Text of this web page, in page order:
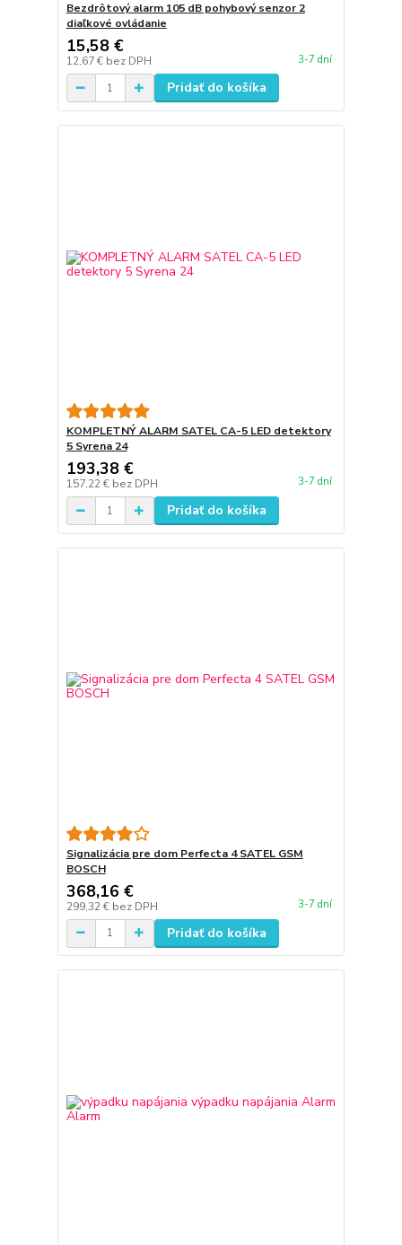
Bezdrôtový alarm 105 dB pohybový senzor 2
diaľkové ovládanie
15,58 €
12,67 € bez DPH 3-7 dní
Pridať do košíka
KOMPLETNÝ ALARM SATEL CA-5 LED detektory
5 Syrena 24
193,38 €
157,22 € bez DPH 3-7 dní
Pridať do košíka
Signalizácia pre dom Perfecta 4 SATEL GSM
BOSCH
368,16 €
299,32 € bez DPH 3-7 dní
Pridať do košíka